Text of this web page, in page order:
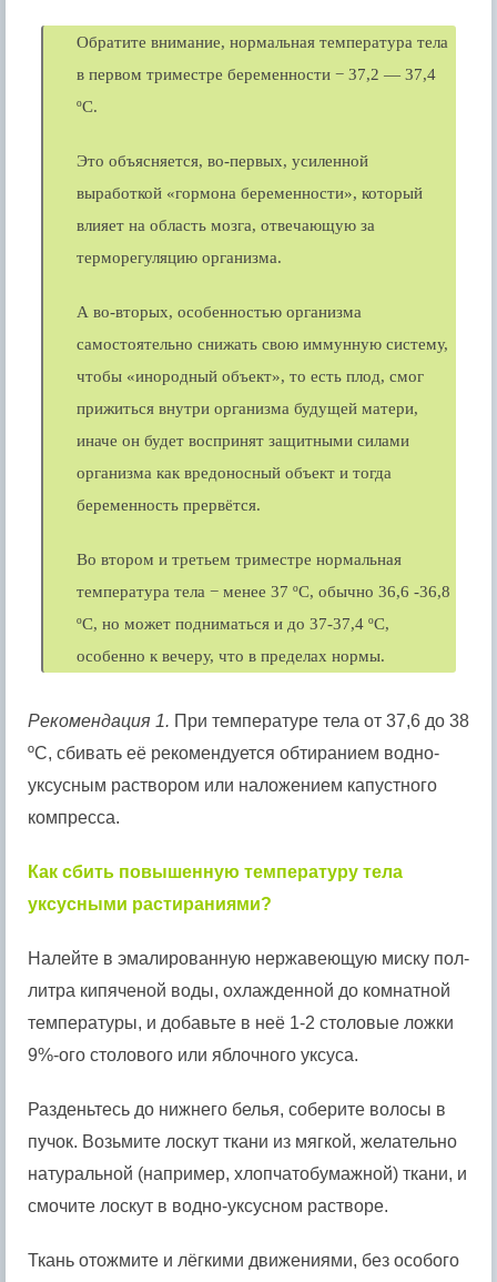
Обратите внимание, нормальная температура тела
в первом триместре беременности − 37,2 — 37,4
ºС.
Это объясняется, во-первых, усиленной
выработкой «гормона беременности», который
влияет на область мозга, отвечающую за
терморегуляцию организма.
А во-вторых, особенностью организма
самостоятельно снижать свою иммунную систему,
чтобы «инородный объект», то есть плод, смог
прижиться внутри организма будущей матери,
иначе он будет воспринят защитными силами
организма как вредоносный объект и тогда
беременность прервётся.
Во втором и третьем триместре нормальная
температура тела − менее 37 ºС, обычно 36,6 -36,8
ºС, но может подниматься и до 37-37,4 ºС,
особенно к вечеру, что в пределах нормы.
Рекомендация 1. При температуре тела от 37,6 до 38
ºС, сбивать её рекомендуется обтиранием водно-
уксусным раствором или наложением капустного
компресса.
Как сбить повышенную температуру тела
уксусными растираниями?
Налейте в эмалированную нержавеющую миску пол-
литра кипяченой воды, охлажденной до комнатной
температуры, и добавьте в неё 1-2 столовые ложки
9%-ого столового или яблочного уксуса.
Разденьтесь до нижнего белья, соберите волосы в
пучок. Возьмите лоскут ткани из мягкой, желательно
натуральной (например, хлопчатобумажной) ткани, и
смочите лоскут в водно-уксусном растворе.
Ткань отожмите и лёгкими движениями, без особого